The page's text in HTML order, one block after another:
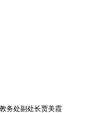
务处副处长贾美霞